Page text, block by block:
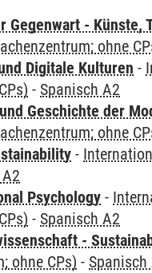
- Künste,
ohne
Digitale Kulturen -
- Spanisch A2
Geschichte der
ohne
-
Psychology -
- Spanisch A2
-
ohne CPs) - Spanisch